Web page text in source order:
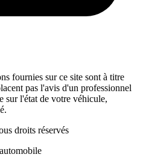
fournies sur ce site sont à titre
pas l'avis d'un professionnel
sur l'état de votre véhicule,
droits réservés